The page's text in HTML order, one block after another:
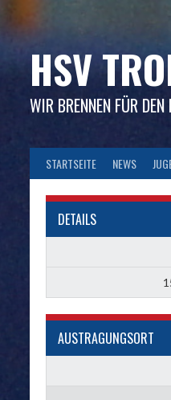
HSV
WIR BRENNEN FÜR
STARTSEITE NEWS
DETAILS
AUSTRAGUNGSORT